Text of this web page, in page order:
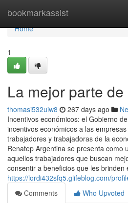
bookmarkassist
Home
Home
1
La mejor parte
thomasi532uiw8 267 days ago
Incentivos económicos: el Gobierno
incentivos económicos a las
trabajadores y trabajadoras de la
Renatep Argentina se presenta como
aquellos trabajadores que buscan
consentir a beneficios que les brinden
https://lordi432sfq5.glifeblog.com/
Comments
Who Upvoted